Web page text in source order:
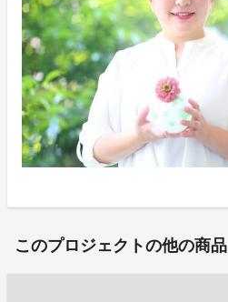
このプロジェクトの他の商品